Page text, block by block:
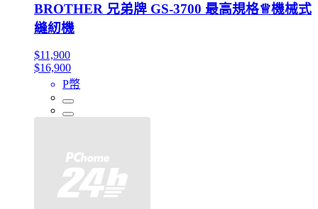
BROTHER 兄弟牌 GS-3700 最高規格♕機械式
縫紉機
$11,900
$16,900
P幣